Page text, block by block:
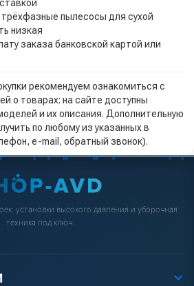
трёхфазные пылесосы для сухой
низкая
заказа банковской картой или
рекомендуем ознакомиться с
о товарах: на сайте доступны
и их описания. Дополнительную
по любому из указанных в
e-mail, обратный звонок).
установки высокого давления и уборочная
техника под ключ.